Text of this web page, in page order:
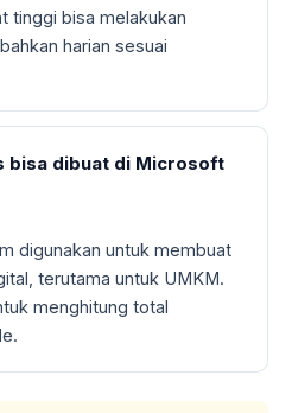
tinggi bisa melakukan
harian sesuai
bisa dibuat di Microsoft
digunakan untuk membuat
terutama untuk UMKM.
menghitung total